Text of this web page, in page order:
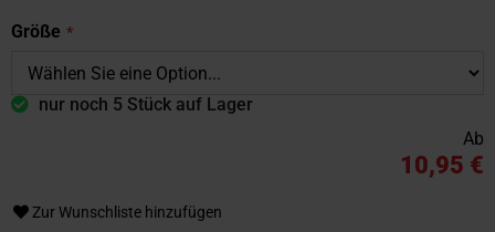
Größe
nur noch 5 Stück auf Lager
Zur Wunschliste hinzufügen
Ab
10,95 €